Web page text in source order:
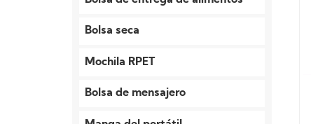
Bolsa seca
Mochila RPET
Bolsa de mensajero